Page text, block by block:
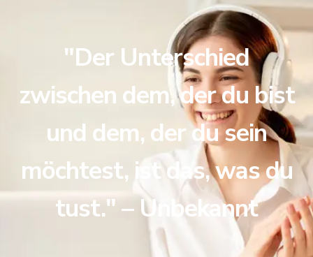
"Der Unterschied
zwischen dem, der du bist
und dem, der du sein
möchtest, ist das, was du
tust." – Unbekannt